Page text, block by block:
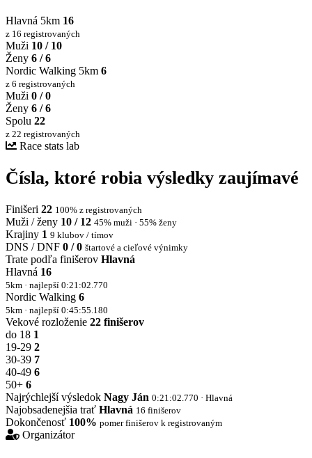
Hlavná 5km 16
z 16 registrovaných
Muži 10 / 10
Ženy 6 / 6
Nordic Walking 5km 6
z 6 registrovaných
Muži 0 / 0
Ženy 6 / 6
Spolu 22
z 22 registrovaných
Race stats lab
Čísla, ktoré robia výsledky zaujímavé
Finišeri 22 100% z registrovaných
Muži / ženy 10 / 12 45% muži · 55% ženy
Krajiny 1 9 klubov / tímov
DNS / DNF 0 / 0 štartové a cieľové výnimky
Trate podľa finišerov Hlavná
Hlavná 16
5km · najlepší 0:21:02.770
Nordic Walking 6
5km · najlepší 0:45:55.180
Vekové rozloženie 22 finišerov
do 18 1
19-29 2
30-39 7
40-49 6
50+ 6
Najrýchlejší výsledok Nagy Ján 0:21:02.770 · Hlavná
Najobsadenejšia trať Hlavná 16 finišerov
Dokončenosť 100% pomer finišerov k registrovaným
Organizátor